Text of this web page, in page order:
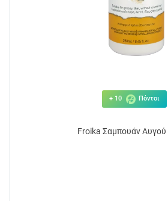
+ 10 Πόντοι
Froika Σαμπουάν Αυγού